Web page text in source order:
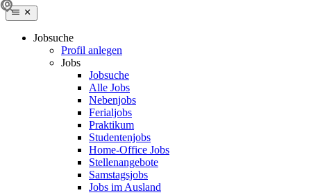
Jobsuche
Profil anlegen
Jobs
Jobsuche
Alle Jobs
Nebenjobs
Ferialjobs
Praktikum
Studentenjobs
Home-Office Jobs
Stellenangebote
Samstagsjobs
Jobs im Ausland